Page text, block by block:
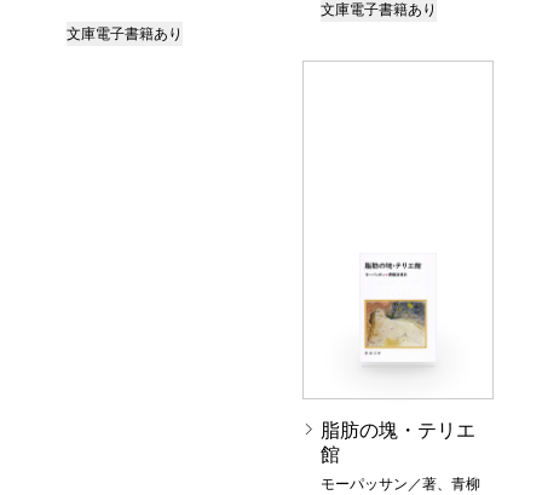
文庫電子書籍あり
文庫電子書籍あり
脂肪の塊・テリエ
館
モーパッサン／著、青柳